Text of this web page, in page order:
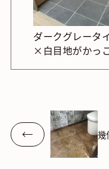
ダークグレータ
×白目地がかっ
幾